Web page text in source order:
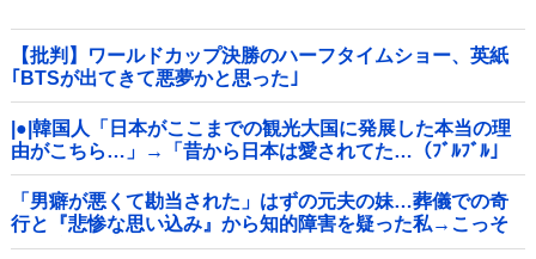
【批判】ワールドカップ決勝のハーフタイムショー、英紙
｢BTSが出てきて悪夢かと思った｣
|●|韓国人「日本がここまでの観光大国に発展した本当の理
由がこちら…」→「昔から日本は愛されてた…（ﾌﾞﾙﾌﾞﾙ」
＝韓国の反応
「男癖が悪くて勘当された」はずの元夫の妹…葬儀での奇
行と『悲惨な思い込み』から知的障害を疑った私→こっそ
り病院へ誘導し行政保護させた話